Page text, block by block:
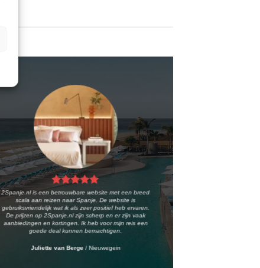
2Spanje.nl is een betrouwbare website met een breed
scala aan reizen naar Spanje. De website is
gebruiksvriendelijk wat ik als zeer positief heb ervaren.
De prijzen op 2Spanje.nl zijn scherp en er zijn vaak
aanbiedingen en kortingen. Ik heb voor mijn reis een
goede deal kunnen bemachtigen.
Juliette van Berge /Nieuwegein